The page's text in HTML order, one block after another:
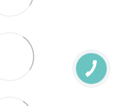
КНОПКА
ЗВ'ЯЗКУ